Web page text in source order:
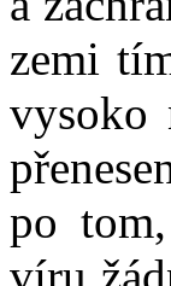
zemi
vysoko
po
víru